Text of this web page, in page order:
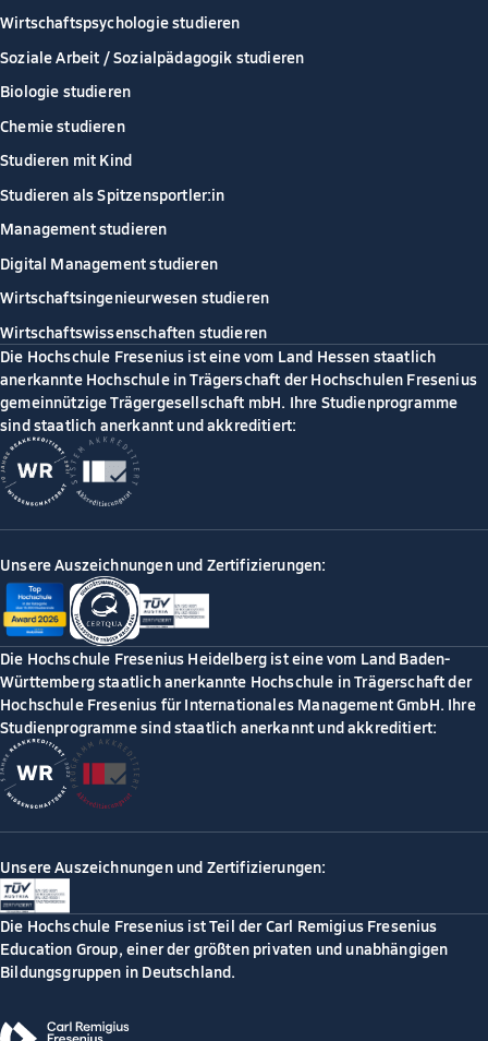
Wirtschaftspsychologie studieren
Soziale Arbeit / Sozialpädagogik studieren
Biologie studieren
Chemie studieren
Studieren mit Kind
Studieren als Spitzensportler:in
Management studieren
Digital Management studieren
Wirtschaftsingenieurwesen studieren
Wirtschaftswissenschaften studieren
Die Hochschule Fresenius ist eine vom Land Hessen staatlich
anerkannte Hochschule in Trägerschaft der Hochschulen Fresenius
gemeinnützige Trägergesellschaft mbH. Ihre Studienprogramme
sind staatlich anerkannt und akkreditiert:
Unsere Auszeichnungen und Zertifizierungen:
Die Hochschule Fresenius Heidelberg ist eine vom Land Baden-
Württemberg staatlich anerkannte Hochschule in Trägerschaft der
Hochschule Fresenius für Internationales Management GmbH. Ihre
Studienprogramme sind staatlich anerkannt und akkreditiert:
Unsere Auszeichnungen und Zertifizierungen:
Die Hochschule Fresenius ist Teil der Carl Remigius Fresenius
Education Group, einer der größten privaten und unabhängigen
Bildungsgruppen in Deutschland.